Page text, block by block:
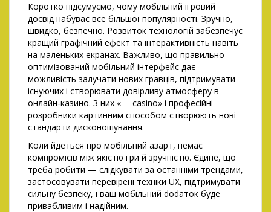
Коротко підсумуємо, чому мобільний ігровий
досвід набуває все більшої популярності. Зручно,
швидко, безпечно. Розвиток технологій забезпечує
кращий графічний ефект та інтерактивність навіть
на маленьких екранах. Важливо, що правильно
оптимізований мобільний інтерфейс дає
можливість залучати нових гравців, підтримувати
існуючих і створювати довірливу атмосферу в
онлайн‑казино. З них «— casino» і професійні
розробники картинним способом створюють нові
стандарти дисконошування.
Коли йдеться про мобільний азарт, немає
компромісів між якістю гри й зручністю. Єдине, що
треба робити — слідкувати за останніми трендами,
застосовувати перевірені техніки UX, підтримувати
сильну безпеку, і ваш мобільний dodаток буде
привабливим і надійним.